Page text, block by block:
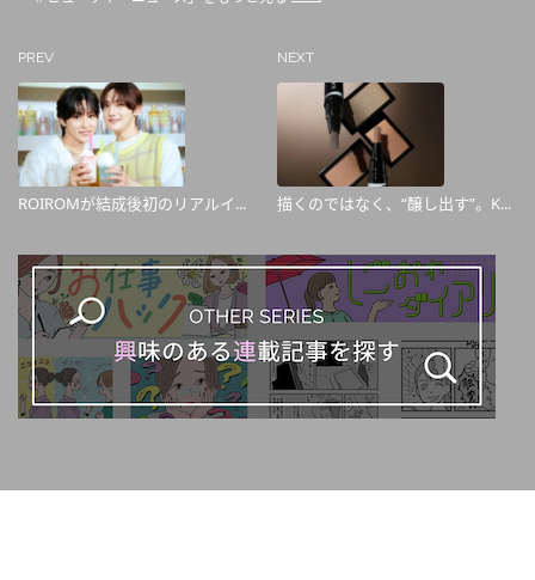
PREV
ROIROMが結成後初のリアルイ...
NEXT
描くのではなく、“醸し出す”。K...